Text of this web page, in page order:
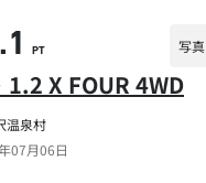
温泉村
07月06日
1.2 X FOUR 4WD
PT 写真